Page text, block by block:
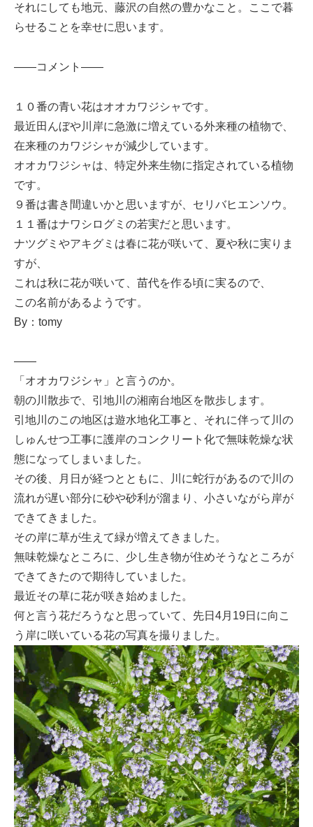
それにしても地元、藤沢の自然の豊かなこと。ここで暮
らせることを幸せに思います。
——コメント——
１０番の青い花はオオカワジシャです。
最近田んぼや川岸に急激に増えている外来種の植物で、
在来種のカワジシャが減少しています。
オオカワジシャは、特定外来生物に指定されている植物
です。
９番は書き間違いかと思いますが、セリバヒエンソウ。
１１番はナワシログミの若実だと思います。
ナツグミやアキグミは春に花が咲いて、夏や秋に実りま
すが、
これは秋に花が咲いて、苗代を作る頃に実るので、
この名前があるようです。
By：tomy
——
「オオカワジシャ」と言うのか。
朝の川散歩で、引地川の湘南台地区を散歩します。
引地川のこの地区は遊水地化工事と、それに伴って川の
しゅんせつ工事に護岸のコンクリート化で無味乾燥な状
態になってしまいました。
その後、月日が経つとともに、川に蛇行があるので川の
流れが遅い部分に砂や砂利が溜まり、小さいながら岸が
できてきました。
その岸に草が生えて緑が増えてきました。
無味乾燥なところに、少し生き物が住めそうなところが
できてきたので期待していました。
最近その草に花が咲き始めました。
何と言う花だろうなと思っていて、先日4月19日に向こ
う岸に咲いている花の写真を撮りました。